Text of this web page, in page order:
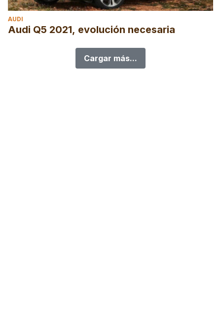
AUDI
Audi Q5 2021, evolución necesaria
Cargar más...